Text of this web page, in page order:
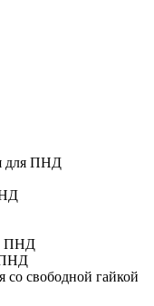
для ПНД
ПНД
ПНД
свободной гайкой